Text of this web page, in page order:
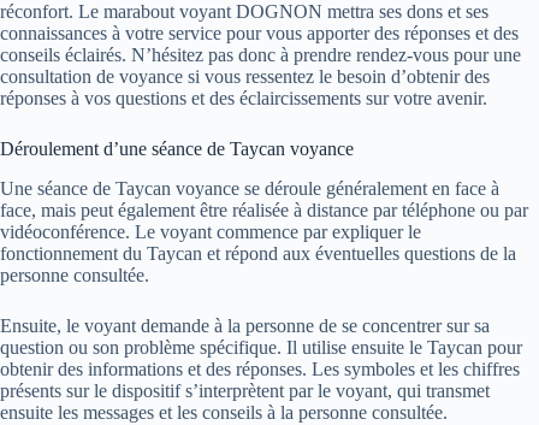
réconfort. Le marabout voyant DOGNON mettra ses dons et ses
connaissances à votre service pour vous apporter des réponses et des
conseils éclairés. N’hésitez pas donc à prendre rendez-vous pour une
consultation de voyance si vous ressentez le besoin d’obtenir des
réponses à vos questions et des éclaircissements sur votre avenir.
Déroulement d’une séance de Taycan voyance
Une séance de Taycan voyance se déroule généralement en face à
face, mais peut également être réalisée à distance par téléphone ou par
vidéoconférence. Le voyant commence par expliquer le
fonctionnement du Taycan et répond aux éventuelles questions de la
personne consultée.
Ensuite, le voyant demande à la personne de se concentrer sur sa
question ou son problème spécifique. Il utilise ensuite le Taycan pour
obtenir des informations et des réponses. Les symboles et les chiffres
présents sur le dispositif s’interprètent par le voyant, qui transmet
ensuite les messages et les conseils à la personne consultée.